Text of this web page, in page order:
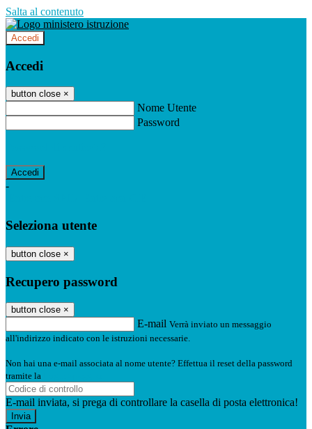
Salta al contenuto
Accedi
Accedi
button close ×
Nome Utente
Password
-
Seleziona utente
button close ×
Recupero password
button close ×
E-mail Verrà inviato un messaggio
all'indirizzo indicato con le istruzioni necessarie.
Non hai una e-mail associata al nome utente? Effettua il reset della password
tramite la
E-mail inviata, si prega di controllare la casella di posta elettronica!